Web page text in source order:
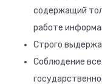
содержащий
работе
Строго
Соблюдение